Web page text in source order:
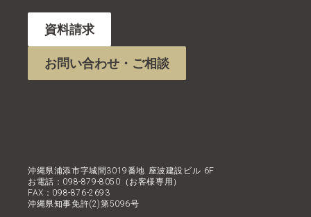
沖縄県浦添市字城間3019番地 座波建設ビル 6F
お電話：098-879-8050（お客様専用）
FAX：098-876-2693
沖縄県知事免許(2)第5096号
資料請求
お問い合わせ・ご相談